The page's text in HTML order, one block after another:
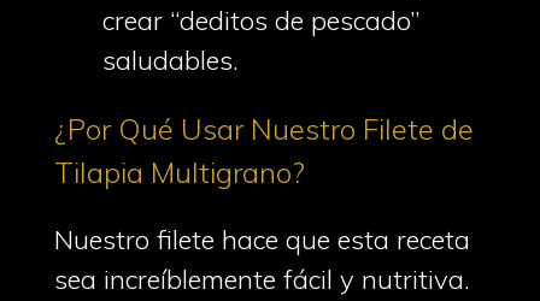
crear “deditos de pescado”
saludables.
¿Por Qué Usar Nuestro Filete de
Tilapia Multigrano?
Nuestro filete hace que esta receta
sea increíblemente fácil y nutritiva.